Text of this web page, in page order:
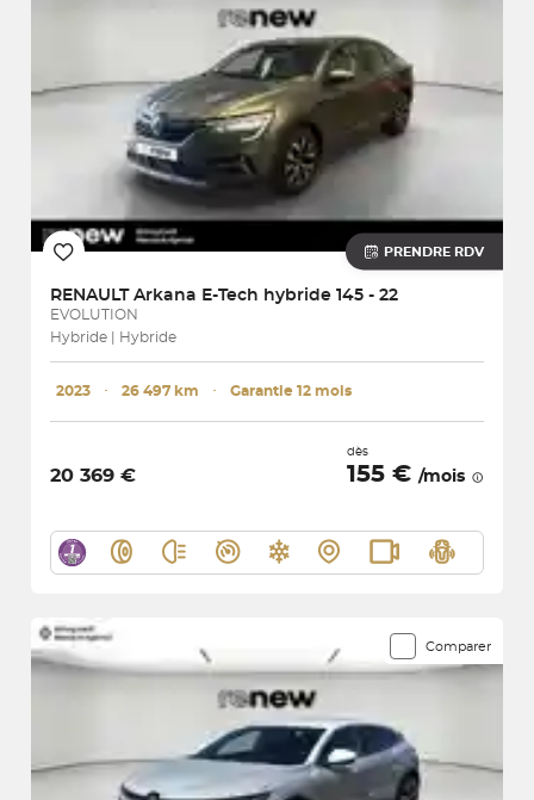
PRENDRE RDV
RENAULT Arkana E-Tech hybride 145 - 22
EVOLUTION
Hybride | Hybride
2023 ･ 26 497 km ･ Garantie 12 mois
20 369 €
dès
155 € /mois
Comparer